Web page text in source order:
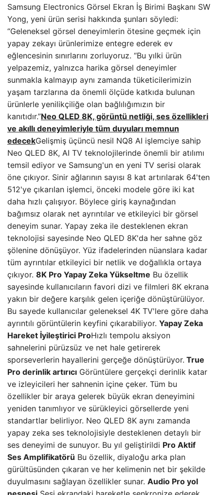
Samsung Electronics Görsel Ekran İş Birimi Başkanı SW
Yong, yeni ürün serisi hakkında şunları söyledi:
“Geleneksel görsel deneyimlerin ötesine geçmek için
yapay zekayı ürünlerimize entegre ederek ev
eğlencesinin sınırlarını zorluyoruz. “Bu yılki ürün
yelpazemiz, yalnızca harika görsel deneyimler
sunmakla kalmayıp aynı zamanda tüketicilerimizin
yaşam tarzlarına da önemli ölçüde katkıda bulunan
ürünlerle yenilikçiliğe olan bağlılığımızın bir
kanıtıdır.”Neo QLED 8K, görüntü netliği, ses özellikleri
ve akıllı deneyimleriyle tüm duyuları memnun
edecekGelişmiş üçüncü nesil NQ8 AI işlemciye sahip
Neo QLED 8K, AI TV teknolojilerinde önemli bir atılımı
temsil ediyor ve Samsung'un en yeni TV serisi olarak
öne çıkıyor. Sinir ağlarının sayısı 8 kat artırılarak 64'ten
512'ye çıkarılan işlemci, önceki modele göre iki kat
daha hızlı çalışıyor. Böylece giriş kaynağından
bağımsız olarak net ayrıntılar ve etkileyici bir görsel
deneyim sunar. Yapay zeka ile desteklenen ekran
teknolojisi sayesinde Neo QLED 8K'da her sahne göz
şölenine dönüşüyor. Yüz ifadelerinden nüanslara kadar
tüm ayrıntılar etkileyici bir netlik ve doğallıkla ortaya
çıkıyor. 8K Pro Yapay Zeka Yükseltme Bu özellik
sayesinde kullanıcıların favori dizi ve filmleri 8K ekrana
yakın bir değere karşılık gelen içeriğe dönüştürülüyor.
Bu sayede kullanıcılar geleneksel 4K TV'lere göre daha
ayrıntılı görüntülerin keyfini çıkarabiliyor. Yapay Zeka
Hareket İyileştirici ProHızlı tempolu aksiyon
sahnelerini pürüzsüz ve net hale getirerek
sporseverlerin hayallerini gerçeğe dönüştürüyor. True
Pro derinlik artırıcı Görüntülere gerçekçi derinlik katar
ve izleyicileri her sahnenin içine çeker. Tüm bu
özellikler bir araya gelerek büyük ekran deneyimini
yeniden tanımlıyor ve sürükleyici görsellerde yeni
standartlar belirliyor. Neo QLED 8K aynı zamanda
yapay zeka ses teknolojisiyle desteklenen detaylı bir
ses deneyimi de sunuyor. Bu yıl geliştirildi Pro Aktif
Ses Amplifikatörü Bu özellik, diyaloğu arka plan
gürültüsünden çıkaran ve her kelimenin net bir şekilde
duyulmasını sağlayan özellikler sunar. Audio Pro yol